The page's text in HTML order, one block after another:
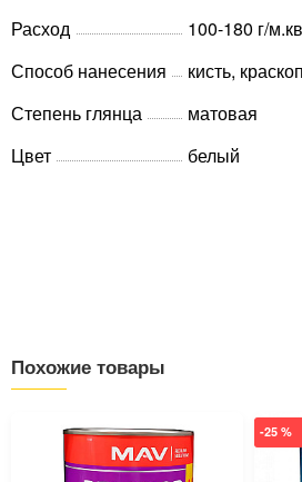
Расход
100-180 г/м.кв
Способ нанесения
кисть,
Степень глянца
матовая
Цвет
белый
Похожие товары
-25 %